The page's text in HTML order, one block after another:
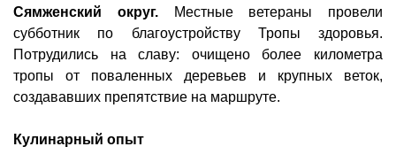
Сямженский округ.Местные ветераны провели
субботник по благоустройству Тропы здоровья.
Потрудились на славу: очищено более километра
тропы от поваленных деревьев и крупных веток,
создававших препятствие на маршруте.
Кулинарный опыт